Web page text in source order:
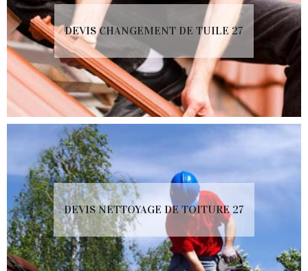
DEVIS CHANGEMENT DE TUILE 27
DEVIS NETTOYAGE DE TOITURE 27